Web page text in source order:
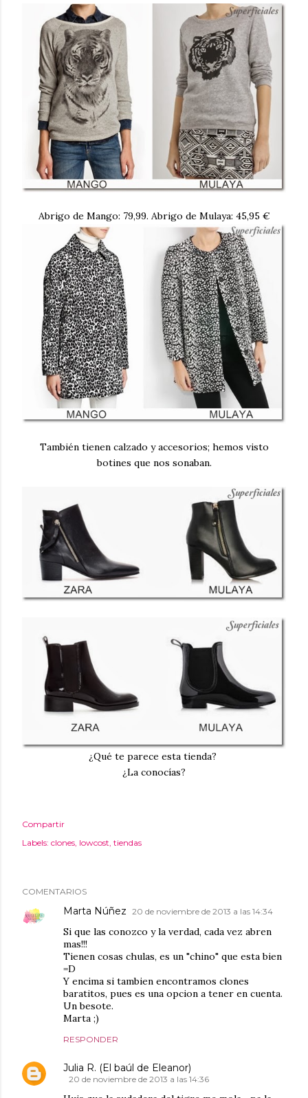
Abrigo de Mango: 79,99. Abrigo de Mulaya: 45,95 €
También tienen calzado y accesorios; hemos visto
botines que nos sonaban.
¿Qué te parece esta tienda?
¿La conocías?
Compartir
Labels: clones lowcost tiendas
COMENTARIOS
Marta Núñez 20 de noviembre de 2013 a las 14:34
Si que las conozco y la verdad, cada vez abren
mas!!!
Tienen cosas chulas, es un "chino" que esta bien
=D
Y encima si tambien encontramos clones
baratitos, pues es una opcion a tener en cuenta.
Un besote.
Marta ;)
RESPONDER
Julia R. (El baúl de Eleanor)
20 de noviembre de 2013 a las 14:36